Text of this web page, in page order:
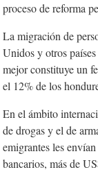
proceso de reforma
La migración de
Unidos y otros
mejor constituye un
el 12% de los
En el ámbito
de drogas y el de
emigrantes les
bancarios, más de